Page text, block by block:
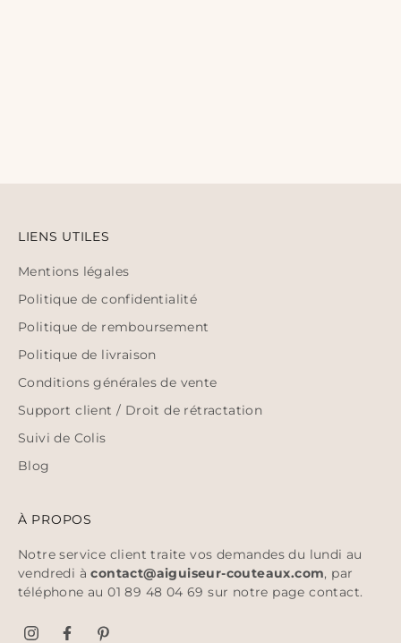
LIENS UTILES
Mentions légales
Politique de confidentialité
Politique de remboursement
Politique de livraison
Conditions générales de vente
Support client / Droit de rétractation
Suivi de Colis
Blog
À PROPOS
Notre service client traite vos demandes du lundi au
vendredi àcontact@aiguiseur-couteaux.com, par
téléphone au 01 89 48 04 69 sur notre pagecontact.